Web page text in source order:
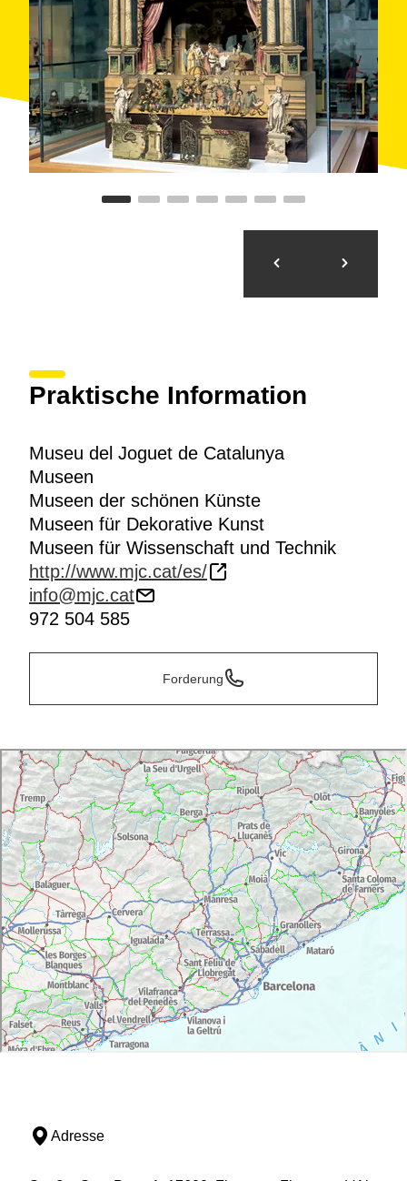
Josep Palau i Fabre, Joan Brossa, Quim Monzó,
Salvador Puig i Antich und sogar vom Bischof Pere
Casaldàliga
Das Museum verfügt über ein eigenes
Dokumentations-undForschungszentrumüber
Spiele und Spielzeug, den Mehrzwecksaal Brossa-
Frègoli und die Dachterrasse des Museums, die
Raum für Aktivitäten unter freiem Himmel bietet. Eine
interessante nostalgische Weise, kurzzeitig zurück in
Praktische Information
Museu del Joguet de Catalunya
Museen
Museen der schönen Künste
Museen für Dekorative Kunst
Museen für Wissenschaft und Technik
http://www.mjc.cat/es/
info@mjc.cat
972 504 585
Forderung
Adresse